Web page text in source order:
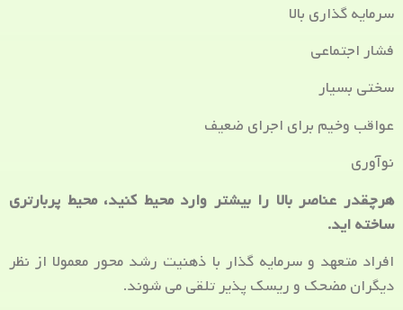
سرمایه گذاری بالا
فشار اجتماعی
سختی بسیار
عواقب وخیم برای اجرای ضعیف
نوآوری
هرچقدر عناصر بالا را بیشتر وارد محیط کنید، محیط پربارتری
ساخته اید.
افراد متعهد و سرمایه گذار با ذهنیت رشد محور معمولا از نظر
دیگران مضحک و ریسک پذیر تلقی می شوند.